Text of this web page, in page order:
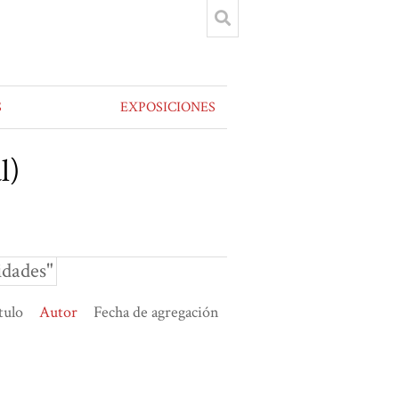
EXPOSICIONES
Autor Fecha de agregación